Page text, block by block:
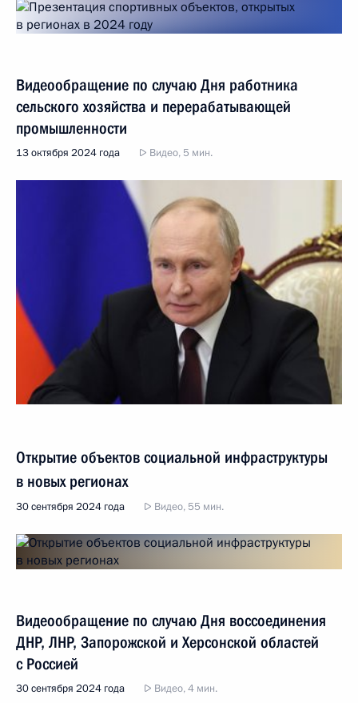
Видеообращение по случаю Дня работника
сельского хозяйства и перерабатывающей
промышленности
13 октября 2024 года Видео, 5 мин.
Открытие объектов социальной инфраструктуры
в новых регионах
30 сентября 2024 года Видео, 55 мин.
Видеообращение по случаю Дня воссоединения
ДНР, ЛНР, Запорожской и Херсонской областей
с Россией
30 сентября 2024 года Видео, 4 мин.